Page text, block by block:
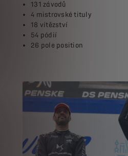
131 závodů
4 mistrovské tituly
18 vítězství
54 pódií
26 pole position